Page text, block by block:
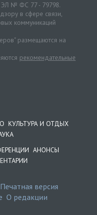
ЭЛ № ФС 77 - 79798.
в сфере связи,
коммуникаций
размещаются на
рекомендательные
КУЛЬТУРА И ОТДЫХ
АНОНСЫ
Печатная версия
О редакции